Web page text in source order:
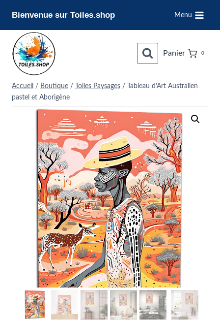
contenu
Bienvenue sur Toiles.shop Menu
Panier 0
Accueil / Boutique / Toiles Paysages /
Tableau d’Art Australien
pastel et Aborigène